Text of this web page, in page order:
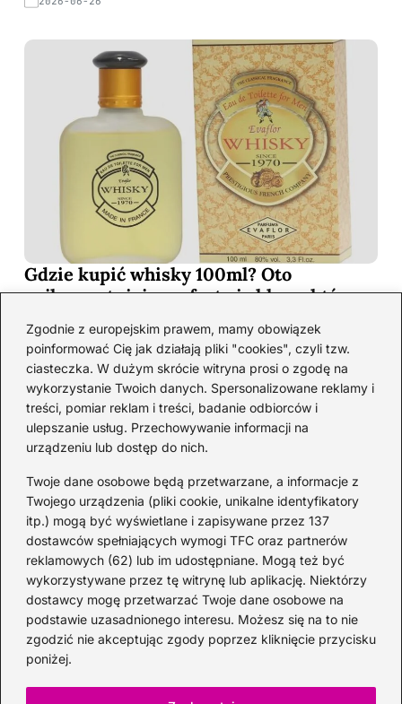
Zgodnie z europejskim prawem, mamy obowiązek
poinformować Cię jak działają pliki "cookies", czyli tzw.
ciasteczka. W dużym skrócie witryna prosi o zgodę na
wykorzystanie Twoich danych. Spersonalizowane reklamy i
treści, pomiar reklam i treści, badanie odbiorców i
ulepszanie usług. Przechowywanie informacji na
urządzeniu lub dostęp do nich.
Twoje dane osobowe będą przetwarzane, a informacje z
Twojego urządzenia (pliki cookie, unikalne identyfikatory
itp.) mogą być wyświetlane i zapisywane przez 137
dostawców spełniających wymogi TFC oraz partnerów
reklamowych (62) lub im udostępniane. Mogą też być
wykorzystywane przez tę witrynę lub aplikację. Niektórzy
dostawcy mogę przetwarzać Twoje dane osobowe na
podstawie uzasadnionego interesu. Możesz się na to nie
zgodzić nie akceptując zgody poprzez kliknięcie przycisku
poniżej.
Gdzie kupić whisky 100ml? Oto
najkorzystniejsze oferty i sklepy, które
2026-06-26
Kategorie
Koktajle(128)
Likier(10)
Piwo(28)
Porady(66)
Przekąski(36)
Rum(3)
Szampan(4)
Whisky(23)
Wino (12)